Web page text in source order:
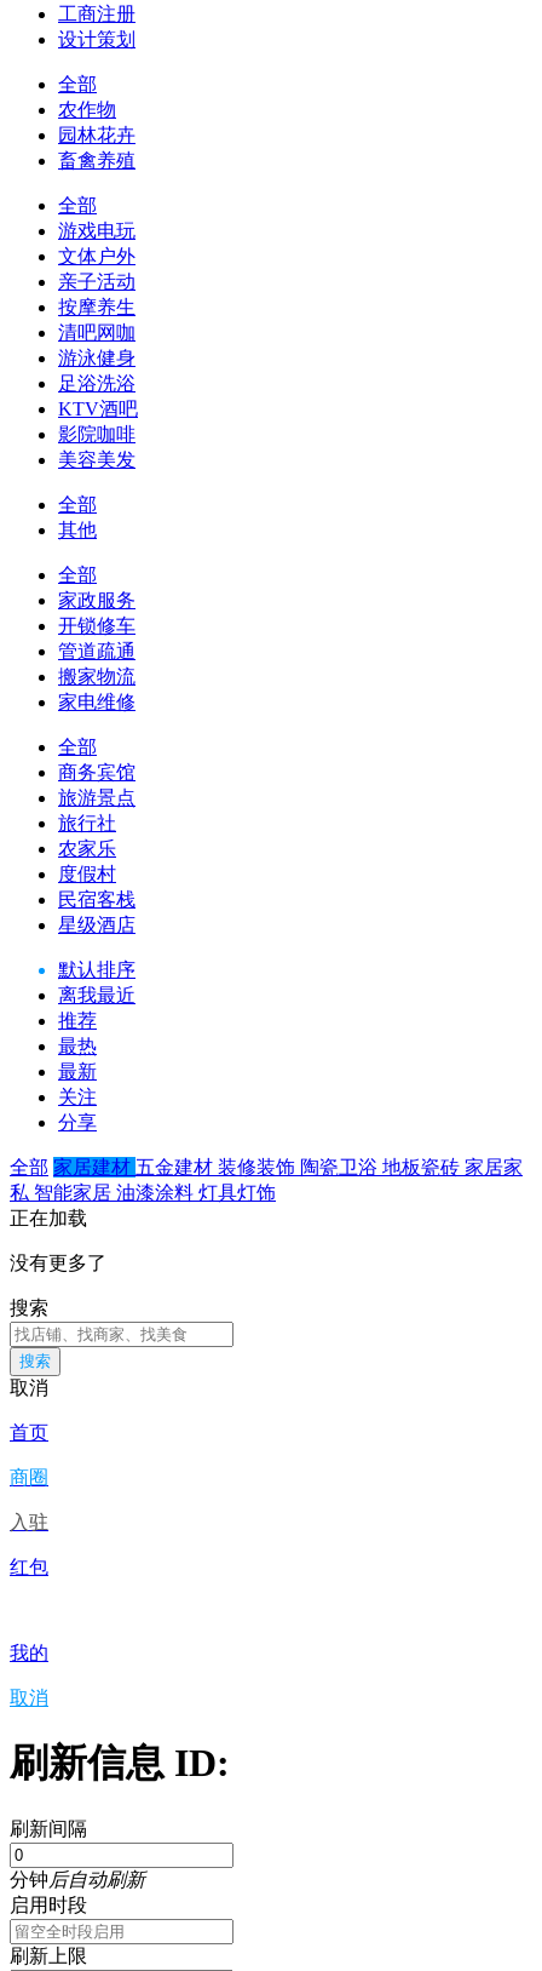
工商注册
设计策划
全部
农作物
园林花卉
畜禽养殖
全部
游戏电玩
文体户外
亲子活动
按摩养生
清吧网咖
游泳健身
足浴洗浴
KTV酒吧
影院咖啡
美容美发
全部
其他
全部
家政服务
开锁修车
管道疏通
搬家物流
家电维修
全部
商务宾馆
旅游景点
旅行社
农家乐
度假村
民宿客栈
星级酒店
默认排序
离我最近
推荐
最热
最新
关注
分享
全部 家居建材 五金建材 装修装饰 陶瓷卫浴 地板瓷砖 家居家
私 智能家居 油漆涂料 灯具灯饰
正在加载
没有更多了
搜索
搜索
取消
首页
商圈
入驻
红包
我的
取消
刷新信息 ID:
刷新间隔
分钟后自动刷新
启用时段
刷新上限